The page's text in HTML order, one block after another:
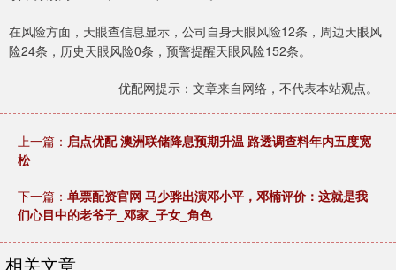
在风险方面，天眼查信息显示，公司自身天眼风险12条，周边天眼风
险24条，历史天眼风险0条，预警提醒天眼风险152条。
优配网提示：文章来自网络，不代表本站观点。
上一篇： 启点优配 澳洲联储降息预期升温 路透调查料年内五度宽
松
下一篇： 单票配资官网 马少骅出演邓小平，邓楠评价：这就是我
们心目中的老爷子_邓家_子女_角色
相关文章